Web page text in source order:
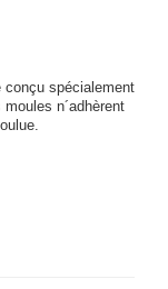
conçu spécialement
n´adhèrent